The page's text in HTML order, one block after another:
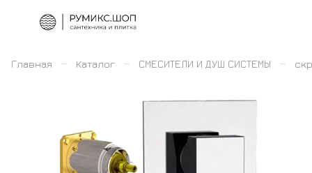
Главная – Каталог – СМЕСИТЕЛИ И ДУШ СИСТЕМЫ –